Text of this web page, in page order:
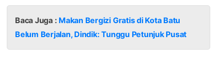
Baca Juga : Makan Bergizi Gratis di Kota Batu
Belum Berjalan, Dindik: Tunggu Petunjuk Pusat